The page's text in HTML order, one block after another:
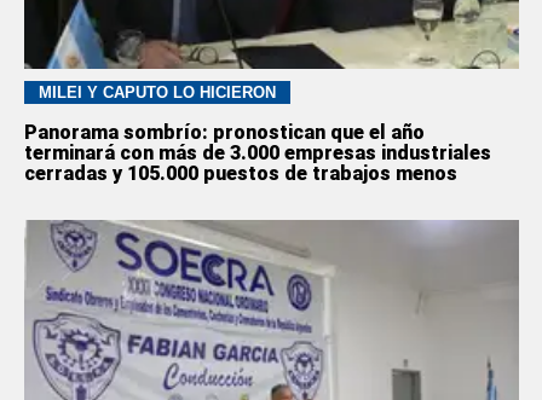
MILEI Y CAPUTO LO HICIERON
Panorama sombrío: pronostican que el año
terminará con más de 3.000 empresas industriales
cerradas y 105.000 puestos de trabajos menos